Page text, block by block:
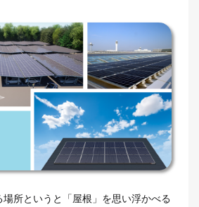
所というと「屋根」を思い浮かべる